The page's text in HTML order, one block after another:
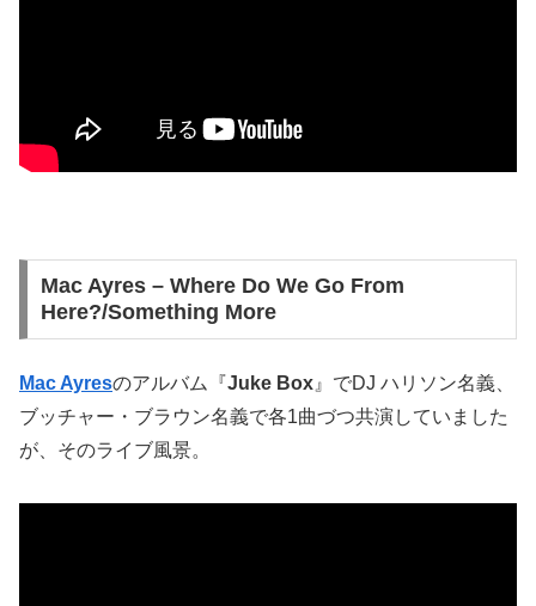
Mac Ayres – Where Do We Go From
Here?/Something More
Mac Ayresのアルバム『Juke Box 』でDJ ハリソン名義、
ブッチャー・ブラウン名義で各1曲づつ共演していました
が、そのライブ風景。